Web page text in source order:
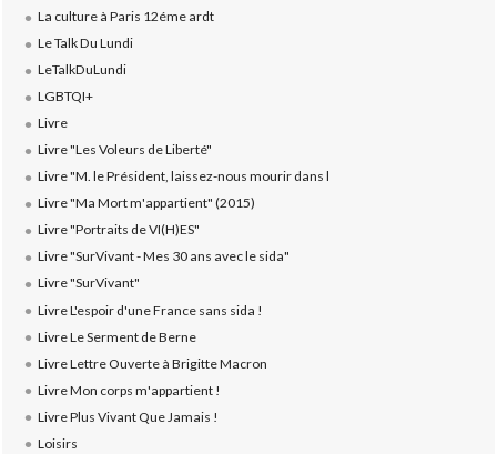
La culture à Paris 12éme ardt
Le Talk Du Lundi
LeTalkDuLundi
LGBTQI+
Livre
Livre "Les Voleurs de Liberté"
Livre "M. le Président, laissez-nous mourir dans l
Livre "Ma Mort m'appartient" (2015)
Livre "Portraits de VI(H)ES"
Livre "SurVivant - Mes 30 ans avec le sida"
Livre "SurVivant"
Livre L'espoir d'une France sans sida !
Livre Le Serment de Berne
Livre Lettre Ouverte à Brigitte Macron
Livre Mon corps m'appartient !
Livre Plus Vivant Que Jamais !
Loisirs